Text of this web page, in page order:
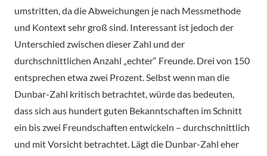
umstritten, da die Abweichungen je nach Messmethode
und Kontext sehr groß sind. Interessant ist jedoch der
Unterschied zwischen dieser Zahl und der
durchschnittlichen Anzahl „echter“ Freunde. Drei von 150
entsprechen etwa zwei Prozent. Selbst wenn man die
Dunbar-Zahl kritisch betrachtet, würde das bedeuten,
dass sich aus hundert guten Bekanntschaften im Schnitt
ein bis zwei Freundschaften entwickeln – durchschnittlich
und mit Vorsicht betrachtet. Lägt die Dunbar-Zahl eher